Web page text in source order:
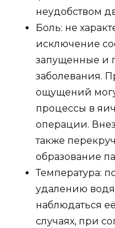
неудобством
Боль: не
исключение
запущенные и
заболевания.
ощущений
процессы в
операции.
также
образование
Температура:
удалению
наблюдаться
случаях, при